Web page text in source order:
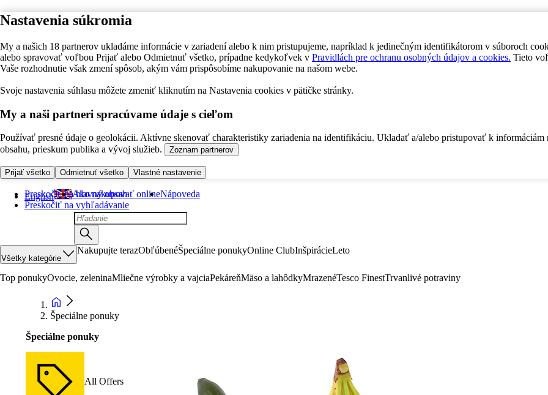
Nastavenia súkromia
My a našich 18 partnerov ukladáme informácie v zariadení alebo k nim pristupujeme, napríklad k jedinečným identifikátorom v súboroch
alebo spravovať voľbou Prijať alebo Odmietnuť všetko, prípadne kedykoľvek v Pravidlách pre ochranu osobných údajov a cookies. Tieto
Vaše rozhodnutie však zmení spôsob, akým vám prispôsobíme nakupovanie na našom webe.
Svoje nastavenia súhlasu môžete zmeniť kliknutím na Nastavenia cookies v pätičke stránky.
My a naši partneri spracúvame údaje s cieľom
Používať presné údaje o geolokácii. Aktívne skenovať charakteristiky zariadenia na identifikáciu. Ukladať a/alebo pristupovať k informáciám
obsahu, prieskum publika a vývoj služieb.
Zoznam partnerov
Prijať všetko Odmietnuť všetko Vlastné nastavenie
Preskočiť na hlavný obsah
Preskočiť na vyhľadávanie
English Ako nakupovať onlineNápoveda
Všetky kategórie
Nakupujte terazObľúbenéŠpeciálne ponukyOnline ClubInšpirácieLeto
Top ponukyOvocie, zeleninaMliečne výrobky a vajciaPekáreňMäso a lahôdkyMrazenéTesco FinestTrvanlivé potraviny
Špeciálne ponuky
Špeciálne ponuky
All Offers